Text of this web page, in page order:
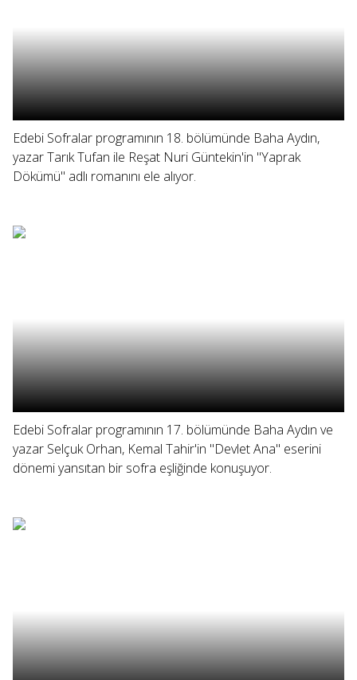
Edebi Sofralar programının 18. bölümünde Baha Aydın,
yazar Tarık Tufan ile Reşat Nuri Güntekin'in "Yaprak
Dökümü" adlı romanını ele alıyor.
Edebi Sofralar programının 17. bölümünde Baha Aydın ve
yazar Selçuk Orhan, Kemal Tahir'in "Devlet Ana" eserini
dönemi yansıtan bir sofra eşliğinde konuşuyor.